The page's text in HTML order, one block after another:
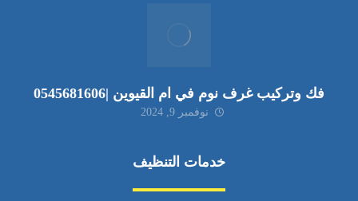
فك وتركيب غرف نوم في ام القيوين |0545681606
نوفمبر 9, 2024
خدمات التنظيف